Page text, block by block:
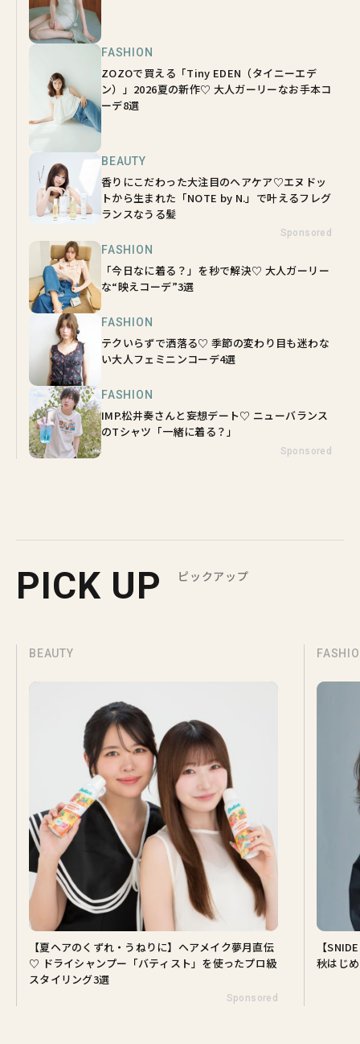
FASHION
ZOZOで買える「Tiny EDEN（タイニーエデ
ン）」2026夏の新作♡ 大人ガーリーなお手本コ
ーデ8選
BEAUTY
香りにこだわった大注目のヘアケア♡エヌドッ
トから生まれた「NOTE by N.」で叶えるフレグ
ランスなうる髪
Sponsored
FASHION
「今日なに着る？」を秒で解決♡ 大人ガーリー
な“映えコーデ”3選
FASHION
テクいらずで洒落る♡ 季節の変わり目も迷わな
い大人フェミニンコーデ4選
FASHION
IMP.松井奏さんと妄想デート♡ ニューバランス
のTシャツ「一緒に着る？」
Sponsored
PICK UP ピックアップ
BEAUTY
【夏ヘアのくずれ・うねりに】ヘアメイク夢月直伝
♡ ドライシャンプー「バティスト」を使ったプロ級
スタイリング3選
Sponsored
【
秋はじ